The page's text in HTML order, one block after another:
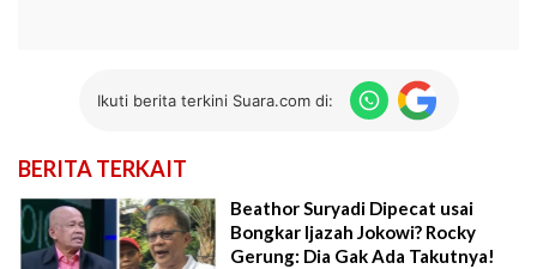
Ikuti berita terkini Suara.com di:
BERITA TERKAIT
Beathor Suryadi Dipecat usai
Bongkar Ijazah Jokowi? Rocky
Gerung: Dia Gak Ada Takutnya!